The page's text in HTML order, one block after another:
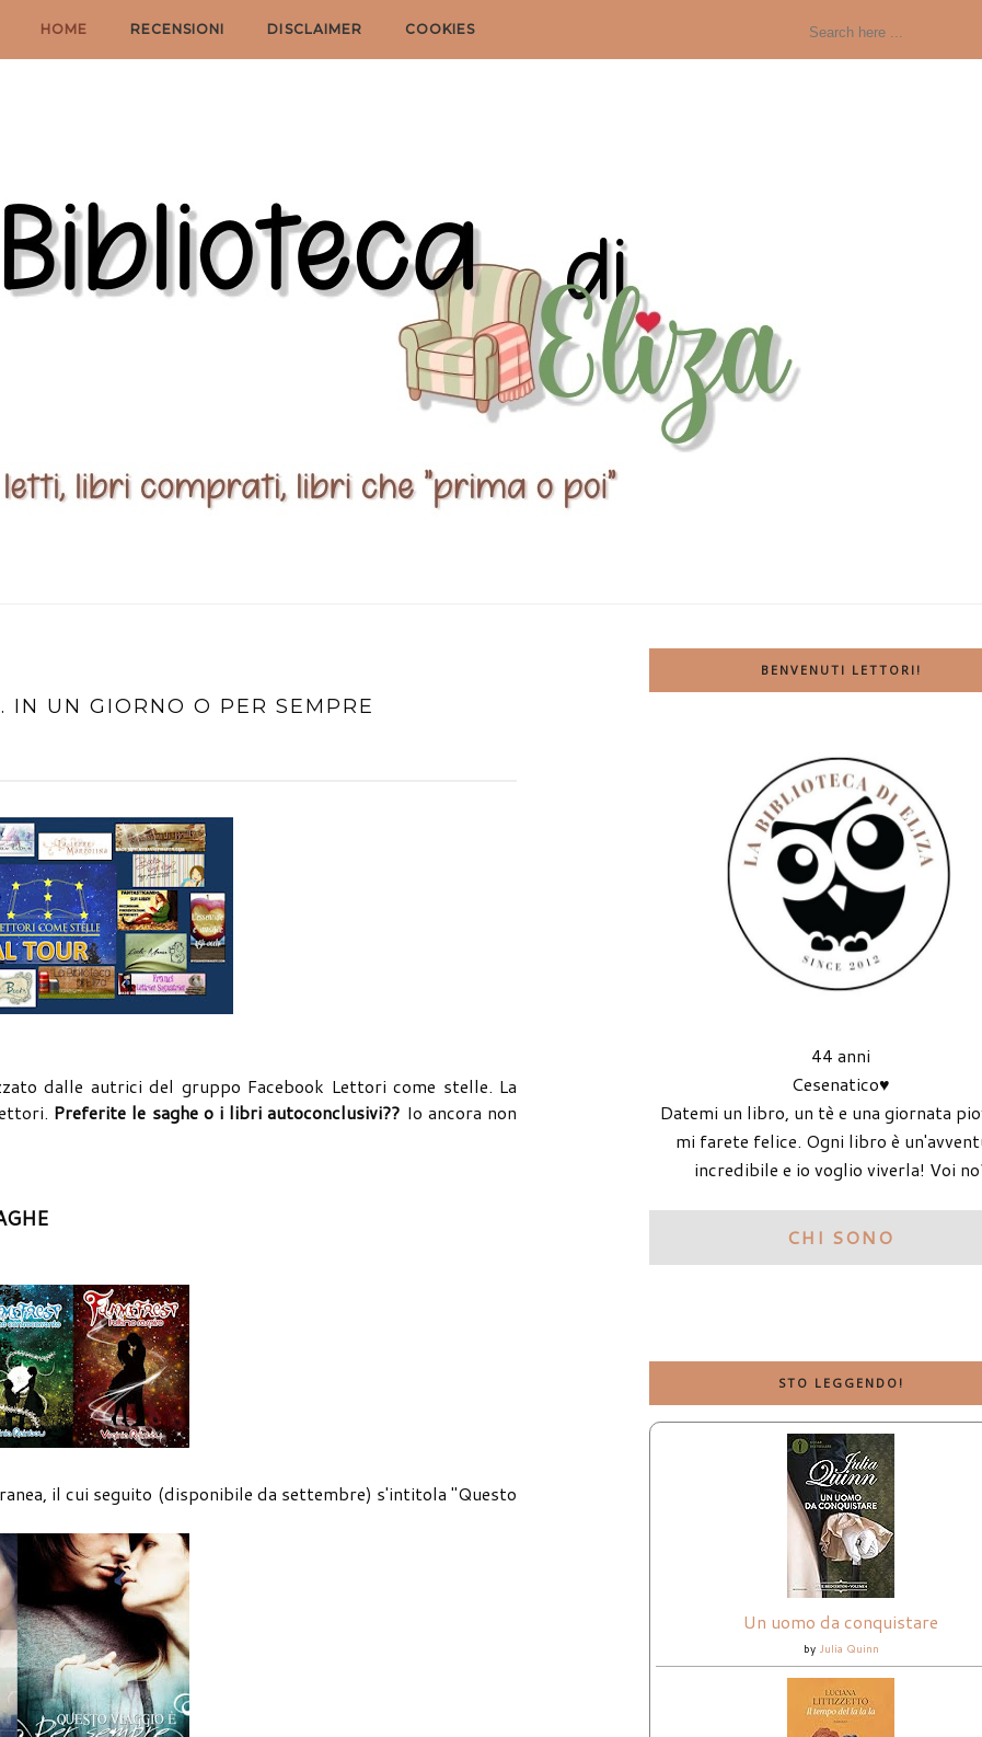
HOME RECENSIONI DISCLAIMER COOKIES
IN UN GIORNO O PER SEMPRE
dalle autrici del gruppo Facebook Lettori come stelle. La
Preferite le saghe o i libri autoconclusivi?? Io ancora non
il cui seguito (disponibile da settembre) s'intitola "Questo
BENVENUTI LETTORI!
44 anni
Cesenatico♥
Datemi un libro, un tè e una giornata
mi farete felice. Ogni libro è
incredibile e io voglio viverla! Voi
CHI SONO
STO LEGGENDO!
Un uomo da conquistare
by Julia Quinn